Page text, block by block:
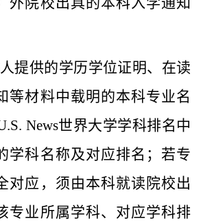
提供的学历学位证明、在读
等材料中载明的本科专业名
News世界大学学科排名中
学科名称及对应排名；若专
对应，须由本科就读院校出
专业所属学科、对应学科排